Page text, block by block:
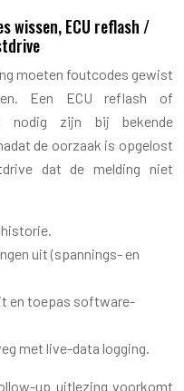
wissen, ECU reflash /
moeten foutcodes gewist
Een ECU reflash of
nodig zijn bij bekende
de oorzaak is opgelost
dat de melding niet
uit (spannings- en
en toepas software-
met live-data logging.
up uitlezing voorkomt